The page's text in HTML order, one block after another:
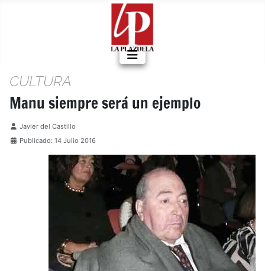
CULTURA
Manu siempre será un ejemplo
Detalles
Javier del Castillo
Publicado: 14 Julio 2016